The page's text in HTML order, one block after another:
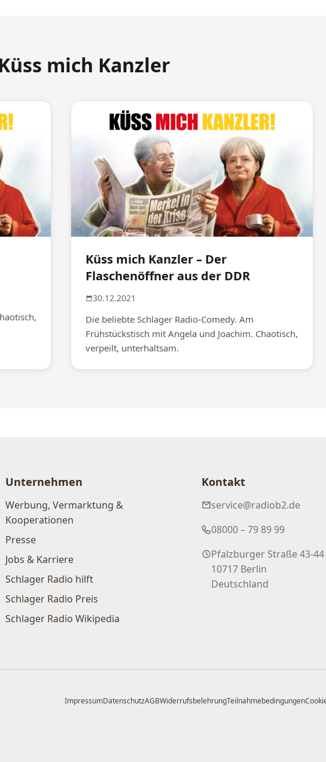
mich Kanzler
Küss mich Kanzler – Der
Flaschenöffner aus der DDR
30.12.2021
Die beliebte Schlager Radio-Comedy. Am
Frühstückstisch mit Angela und Joachim. Chaotisch,
verpeilt, unterhaltsam.
Unternehmen
Werbung, Vermarktung &
Kooperationen
Presse
Jobs & Karriere
Schlager Radio hilft
Schlager Radio Preis
Schlager Radio Wikipedia
Kontakt
service@radiob2.de
08000 – 79 89 99
Pfalzburger Straße 43-44
10717 Berlin
Deutschland
ImpressumDatenschutzAGBWiderrufsbelehrungTeilnahmebedingungen